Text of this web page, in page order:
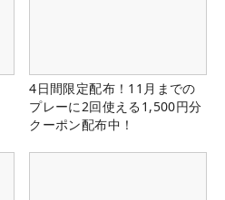
4日間限定配布！11月までの
プレーに2回使える1,500円分
クーポン配布中！